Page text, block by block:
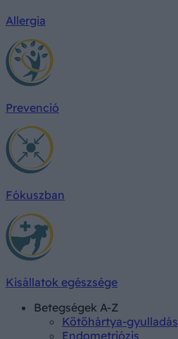
Allergia
Prevenció
Fókuszban
Kisállatok egészsége
Betegségek A-Z
Kötőhártya-gyulladás
Endometriózis